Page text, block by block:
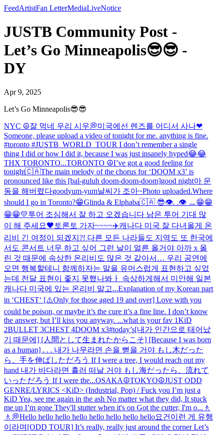
FeedArtistFan LetterMediaLiveNotice
JUSTB Community Post -
Let’s Go Minneapolis😎😎 -
DY
Apr 9, 2025
Let’s Go Minneapolis😎😎
NYC ☮️잘 먹네 우리 시우💭미국에선 렌즈를 어디서 사나❤
Someone, please upload a video of tonight for me. anything is fine.
#toronto #JUSTB_WORLD_TOUR I don’t remember a single
thing I did or how I did it, because I was just insanely hyped😂😂
THX TORONTO...TORONTO ☮️I’ve got a good feeling for
tonight🇨🇦The main melody of the chorus for ‘DOOM x3’ is
pronounced like this [bal-guluh doom-doom-doom]good night아 운
동을 해버렸다goodyum-yum날씨가 조아~Photo uploaded.Where
should I go in Toronto?😁Glinda & Elphaba🇨🇦 😎👁️. .👁️ ㅡ😁😁
😁😁💛투어 조심해서 잘 하고 오겠습니다 남은 투어 기대 많
이 해 주세요🖤 토론토 가자~~~~✈️캐나다 미국 잘 다녀올게 온
리비 긴 여정이 되겠지?! 다른 모든 나라들도 지역도 또 한국에
서도 콘서트 너무 하고 싶어 그런 날이 얼른 올거야 아까 x 올
린 것 때문에 속상한 온리비도 많은 것 같아서… 우리 공연에
오면 행복할테니 함께하자는 말을 유머스럽게 표현하고 싶었
는데 전달 표현이 좋지 못했나봐ㅏ 속상하게해서 미안해 일본
캐나다 미국에 있는 온리비 말고...Explanation of my Korean part
in ‘CHEST‘ [⚠️Only for those aged 19 and over] Love with you
could be poison, or maybe it’s the cure it’s a fine line. I don’t know
the answer, but I’ll kiss you anyway. ...what is your fav 1KiD
2BULLET 3CHEST 4DOOM x3#today’s[내가 인간으로 태어났
기 때문에] [人間として生まれたからこそ] [Because I was born
as a human] . . . 내가 나무라면 손을 뻗을 거야 もし木だった
ら、手を伸ばしただろう If I were a tree, I would reach out my
hand 내가 바다라면 흘러 떠날 거야 もし海だったら、流れて
いっただろう If I were the...OSAKA☮️TOKYO☮️JUST ODD
GENRE/LYRICS <KiD> (Industrial, Pop) / Fuck you I’m just a
KiD Yea, see me again in the ash No matter what they did, It stuck
me up I’m gone They'll stutter when it's on Got the cutter, I'm o... 🚶
🚶💭Hello hello hello hello hello hello hello hello요건 이런 게 유행
이라며 [ODD TOUR] It’s really, really just around the corner Let’s